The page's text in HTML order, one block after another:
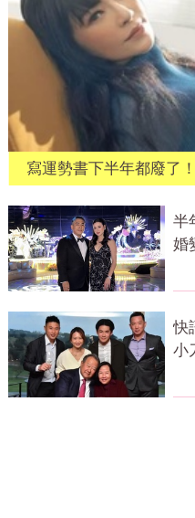
寫運勢書下半年都廢了
半
婚
快
小